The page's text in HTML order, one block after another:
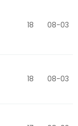
18 08-03
18 08-03